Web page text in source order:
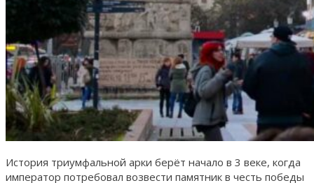
История триумфальной арки берёт начало в 3 веке, когда
император потребовал возвести памятник в честь победы